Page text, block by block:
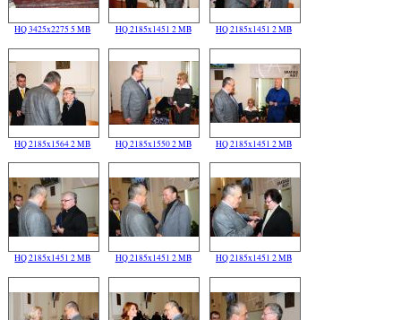
HQ 3425x2275 5 MB HQ 2185x1451 2 MB HQ 2185x1451 2 MB
HQ 2185x1564 2 MB HQ 2185x1550 2 MB HQ 2185x1451 2 MB
HQ 2185x1451 2 MB HQ 2185x1451 2 MB HQ 2185x1451 2 MB